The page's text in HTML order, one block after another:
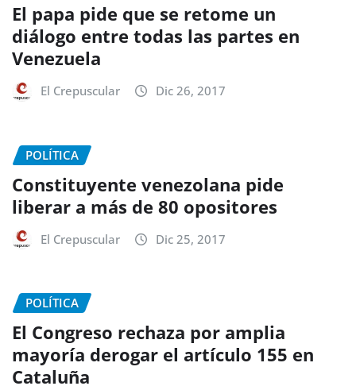
El papa pide que se retome un
diálogo entre todas las partes en
Venezuela
El Crepuscular Dic 26, 2017
POLÍTICA
Constituyente venezolana pide
liberar a más de 80 opositores
El Crepuscular Dic 25, 2017
POLÍTICA
El Congreso rechaza por amplia
mayoría derogar el artículo 155 en
Cataluña